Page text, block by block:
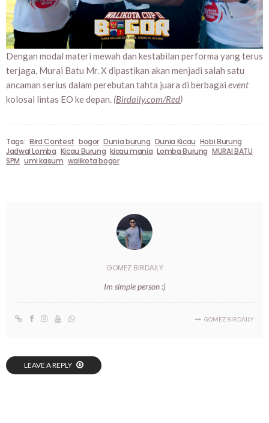
Dengan modal materi mewah dan kestabilan performa yang terus
terjaga, Murai Batu Mr. X dipastikan akan menjadi salah satu
ancaman serius dalam perebutan tahta juara di berbagai event
kolosal lintas EO ke depan. (Birdaily.com/Red)
Tags: Bird Contest bogor Dunia burung Dunia Kicau Hobi Burung
Jadwal Lomba Kicau Burung kicau mania Lomba Burung MURAI BATU
SPM umi kasum walikota bogor
GOMEZ BIRDAILY
Im simple person :)
GOMEZ BIRDAILY
LEAVE A REPLY